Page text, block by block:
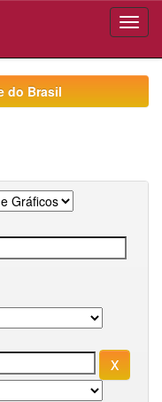
do Brasil